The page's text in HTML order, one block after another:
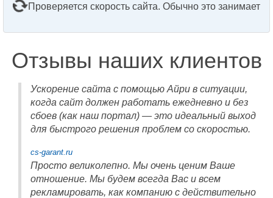
Проверяется скорость сайта. Обычно это занимает
Отзывы наших клиентов
Ускорение сайта с помощью Айри в ситуации,
когда сайт должен работать ежедневно и без
сбоев (как наш портал) — это идеальный выход
для быстрого решения проблем со скоростью.
cs-garant.ru
Просто великолепно. Мы очень ценим Ваше
отношение. Мы будем всегда Вас и всем
рекламировать, как компанию с действительно